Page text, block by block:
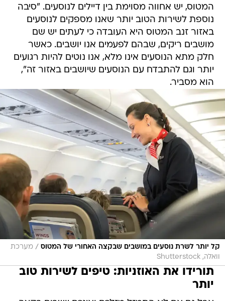
המטוס, יש אחווה מסוימת בין דיילים לנוסעים. "סיבה
נוספת לשירות הטוב יותר שאנו מספקים לנוסעים
באזור זנב המטוס היא העובדה כי לעתים יש שם
מושבים ריקים, שבהם לפעמים אנו יושבים. כאשר
חלק מתא הנוסעים אינו מלא, אנו נוטים להיות רגועים
יותר וגם להתבדח עם הנוסעים שיושבים באזור זה",
הוא מסביר.
קל יותר לשרת נוסעים במושבים שבקצה האחורי של המטוס / מערכת
וואלה, Shutterstock
תורידו את האוזניות: טיפים לשירות טוב
יותר